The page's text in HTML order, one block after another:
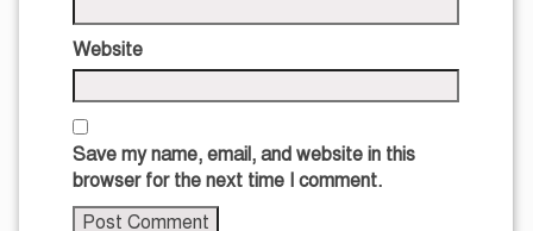
Website
Save my name, email, and website in this
browser for the next time I comment.